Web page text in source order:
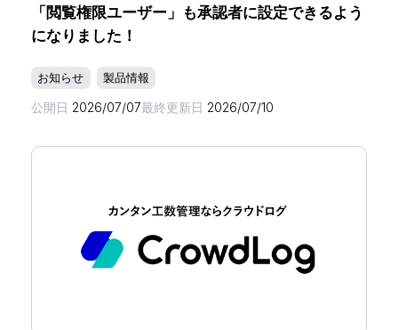
「閲覧権限ユーザー」も承認者に設定できるよう
になりました！
お知らせ 製品情報
公開日 2026/07/07最終更新日 2026/07/10